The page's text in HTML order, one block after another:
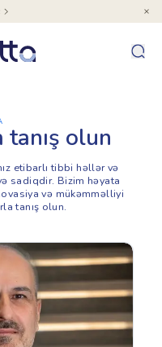
tanış olun
etibarlı tibbi həllər və
sadiqdir. Bizim həyata
və mükəmməlliyi
tanış olun.